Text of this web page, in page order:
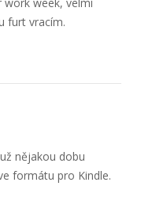
furt vracím.
nějakou dobu
formátu pro Kindle.